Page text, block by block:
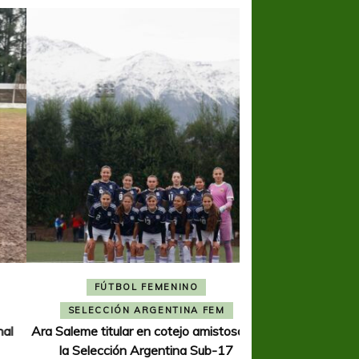
FÚTBOL FEMENINO
SELECCIÓN ARGENTINA FEM
Ara Saleme titular en cotejo amistoso de
la Selección Argentina Sub-17